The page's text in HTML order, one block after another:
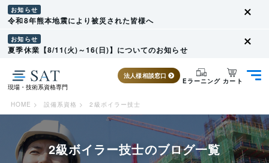
お知らせ
令和8年熊本地震により被災された皆様へ
お知らせ
夏季休業【8/11(火)～16(日)】についてのお知らせ
現場・技術系資格専門
法人様相談窓口
Eラーニング カート
HOME > 設備系資格 > 2級ボイラー技士
2級ボイラー技士のブログ一覧